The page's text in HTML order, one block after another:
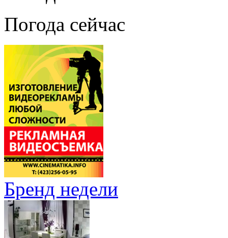
Погода сейчас
Бренд недели